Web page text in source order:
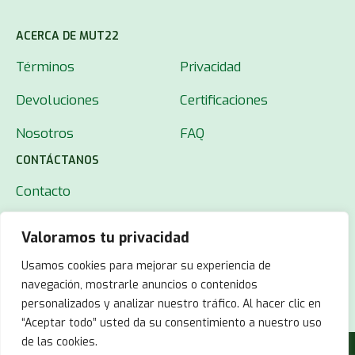
Valoramos tu privacidad
Usamos cookies para mejorar su experiencia de
navegación, mostrarle anuncios o contenidos
personalizados y analizar nuestro tráfico. Al hacer clic en
“Aceptar todo” usted da su consentimiento a nuestro uso
de las cookies.
ACERCA DE MUT22
Términos
Privacidad
Devoluciones
Certificaciones
Nosotros
FAQ
CONTÁCTANOS
Contacto